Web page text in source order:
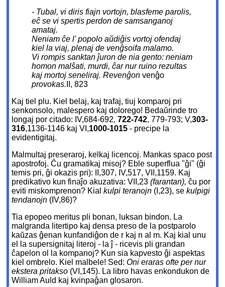
- Tubal, vi diris fiajn vortojn, blasfeme parolis,
eĉ se vi spertis perdon de samsanganoj
amataj.
Neniam ĉe l' popolo aŭdiĝis vortoj ofendaj
kiel la viaj, plenaj de venĝsoifa malamo.
Vi rompis sanktan ĵuron de nia gento: neniam
homon malŝati, murdi, ĉar nur ruino rezultas
kaj mortoj seneliraj. Revenĝonvenĝo
provokas. II, 823
Kaj tiel plu. Kiel belaj, kaj trafaj, tiuj komparoj pri
senkonsolo, malespero kaj dolorego! Bedaŭrinde tro
longaj por citado: IV,684-692,722-742, 779-793; V,303-
316,1136-1146 kaj VI,1000-1015 - precipe la
evidentigitaj.
Malmultaj preseraroj, kelkaj licencoj. Mankas spaco post
apostrofoj. Ĉu gramatikaj misoj? Eble superflua "ĝi" (ĝi
temis pri, ĝi okazis pri): II,307, IV,517, VII,1159. Kaj
predikativo kun finaĵo akuzativa: VII,23(farantan),ĉu por
eviti miskomprenon? Kialkulpi teranojn (I,23), sekulpigi
tendanojn (IV,86)?
Tia epopeo meritus pli bonan, luksan bindon. La
malgranda litertipo kaj densa preso de la postparolo
kaŭzas ĝenan kunfandiĝon de r kaj n al m. Kaj kial unu
el la supersignitaj literoj - la ĵ - ricevis pli grandan
ĉapelon ol la kompanoj? Kun sia kapvesto ĝi aspektas
kiel ombrelo. Kiel malbele! Sed:Oni eraras ofte per nur
ekstera pritakso (VI,145). La libro havas enkondukon de
William Auld kaj kvinpaĝan glosaron.